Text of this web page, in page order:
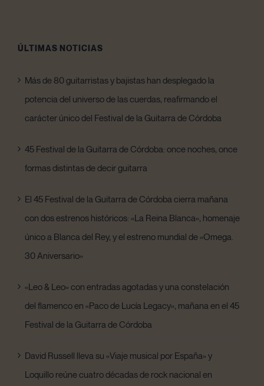
ÚLTIMAS NOTICIAS
Más de 80 guitarristas y bajistas han desplegado la
potencia del universo de las cuerdas, reafirmando el
carácter único del Festival de la Guitarra de Córdoba
45 Festival de la Guitarra de Córdoba: once noches, once
formas distintas de decir guitarra
El 45 Festival de la Guitarra de Córdoba cierra mañana
con dos estrenos históricos: «La Reina Blanca», homenaje
único a Blanca del Rey, y el estreno mundial de «Omega.
30 Aniversario»
«Leo & Leo» con entradas agotadas y una constelación
del flamenco en «Paco de Lucía Legacy», mañana en el 45
Festival de la Guitarra de Córdoba
David Russell lleva su «Viaje musical por España» y
Loquillo reúne cuatro décadas de rock nacional en